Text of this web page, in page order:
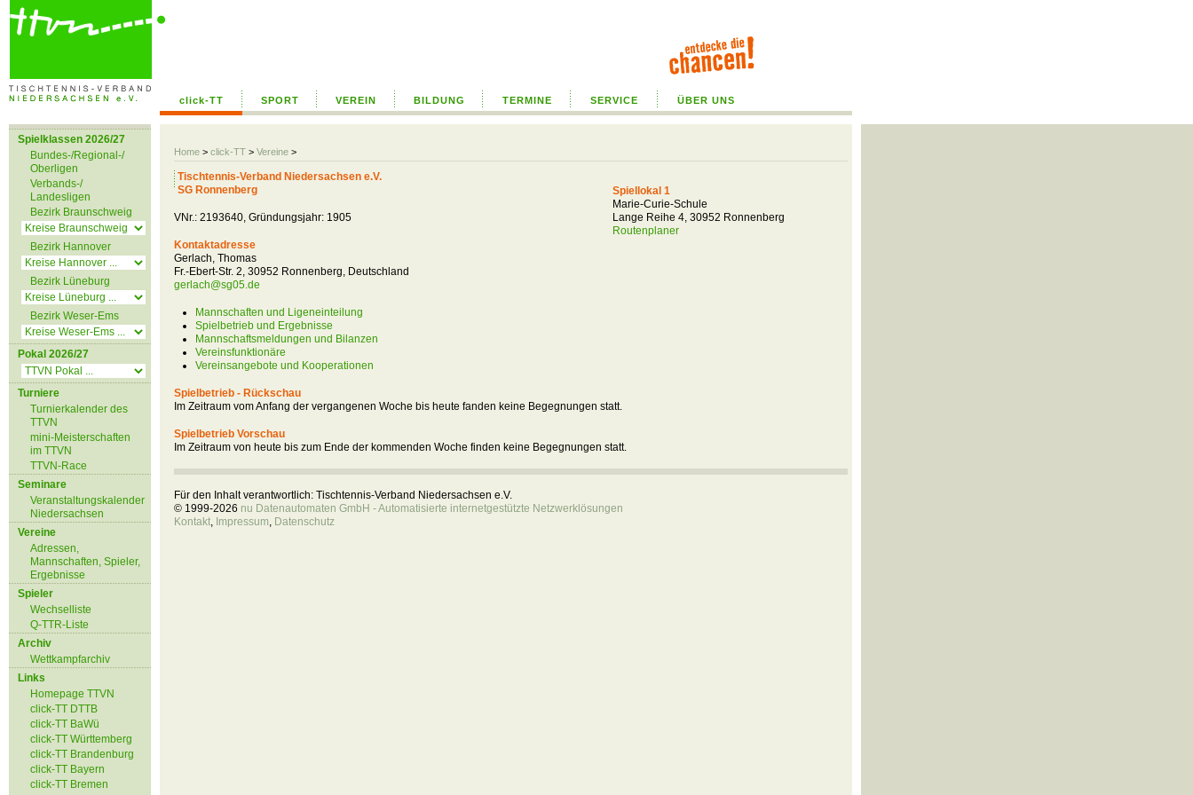
click-TT SPORT VEREIN BILDUNG TERMINE SERVICE ÜBER UNS
Home > click-TT > Vereine >
Spielklassen 2026/27
Bundes-/Regional-/
Oberligen
Verbands-/
Landesligen
Bezirk Braunschweig
Bezirk Hannover
Bezirk Lüneburg
Bezirk Weser-Ems
Pokal 2026/27
Turniere
Turnierkalender des
TTVN
mini-Meisterschaften
im TTVN
TTVN-Race
Seminare
Veranstaltungskalender
Niedersachsen
Vereine
Adressen,
Mannschaften, Spieler,
Ergebnisse
Spieler
Wechselliste
Q-TTR-Liste
Archiv
Wettkampfarchiv
Links
Homepage TTVN
click-TT DTTB
click-TT BaWü
click-TT Württemberg
click-TT Brandenburg
click-TT Bayern
click-TT Bremen
Tischtennis-Verband Niedersachsen e.V.
SG Ronnenberg
VNr.: 2193640, Gründungsjahr: 1905
Kontaktadresse
Gerlach, Thomas
Fr.-Ebert-Str. 2, 30952 Ronnenberg, Deutschland
gerlach@sg05.de
Mannschaften und Ligeneinteilung
Spielbetrieb und Ergebnisse
Mannschaftsmeldungen und Bilanzen
Vereinsfunktionäre
Vereinsangebote und Kooperationen
Spiellokal 1
Marie-Curie-Schule
Lange Reihe 4, 30952 Ronnenberg
Routenplaner
Spielbetrieb - Rückschau
Im Zeitraum vom Anfang der vergangenen Woche bis heute fanden keine Begegnungen statt.
Spielbetrieb Vorschau
Im Zeitraum von heute bis zum Ende der kommenden Woche finden keine Begegnungen statt.
Für den Inhalt verantwortlich: Tischtennis-Verband Niedersachsen e.V.
© 1999-2026 nu Datenautomaten GmbH - Automatisierte internetgestützte Netzwerklösungen
Kontakt, Impressum, Datenschutz